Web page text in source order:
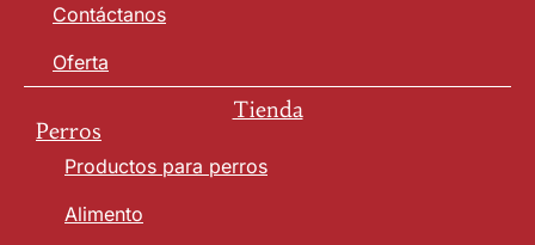
Contáctanos
Oferta
Tienda
Perros
Productos para perros
Alimento